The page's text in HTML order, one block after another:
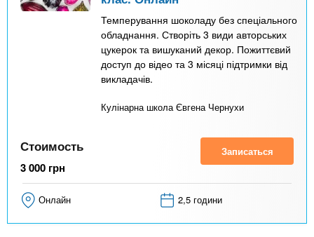
Темперування шоколаду без спеціального
обладнання. Створіть 3 види авторських
цукерок та вишуканий декор. Пожиттєвий
доступ до відео та 3 місяці підтримки від
викладачів.
Кулінарна школа Євгена Чернухи
Стоимость
3 000 грн
Записаться
Онлайн 2,5 години